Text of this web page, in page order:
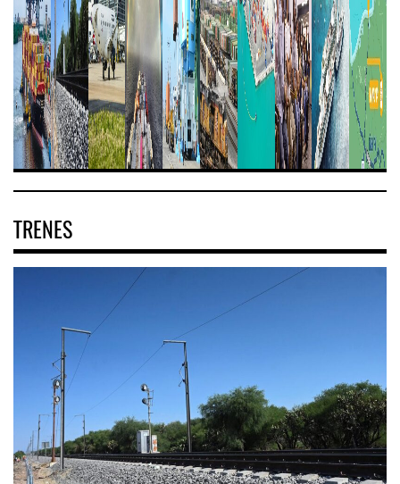
TRENES